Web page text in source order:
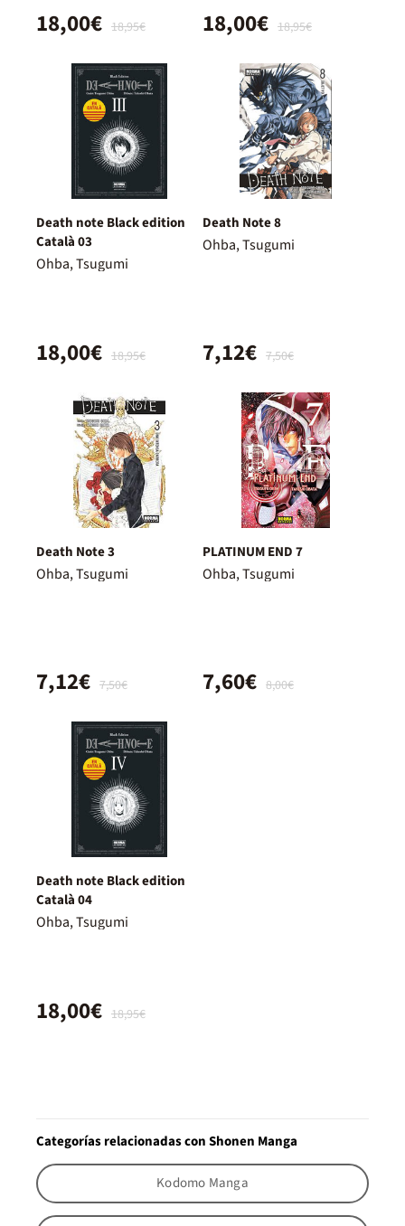
18,95€
18,00€ 18,95€
18,00€
Death note Black edition
Català 03
Ohba, Tsugumi
18,95€
18,00€
Death Note 8
Ohba, Tsugumi
7,50€
7,12€
Death Note 3
Ohba, Tsugumi
7,50€
7,12€
PLATINUM END 7
Ohba, Tsugumi
8,00€
7,60€
Death note Black edition
Català 04
Ohba, Tsugumi
18,95€
18,00€
Categorías relacionadas con Shonen Manga
Kodomo Manga